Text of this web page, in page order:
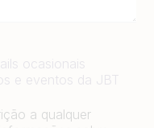
ocasionais
e eventos da JBT
a qualquer